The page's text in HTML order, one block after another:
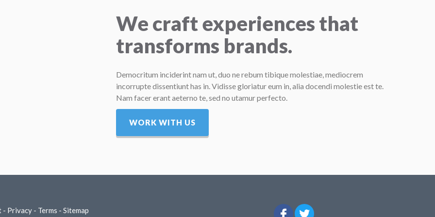
We craft experiences that
transforms brands.
Democritum inciderint nam ut, duo ne rebum tibique molestiae, mediocrem
incorrupte dissentiunt has in. Vidisse gloriatur eum in, alia docendi molestie est te.
Nam facer erant aeterno te, sed no utamur perfecto.
WORK WITH US
- Privacy - Terms - Sitemap